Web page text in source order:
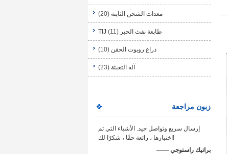
معدات الشحن الثابتة (20)
طابعة نفث الحبر TIJ (11)
ذراع روبوت الحقن (10)
آله التعبئة (23)
زبون مراجعة
إرسال سريع وتواصل جيد. الأشياء التي تم
اختبارها ، رائعة حقًا ، شكرًا لك!
—— براتيك راستوجي